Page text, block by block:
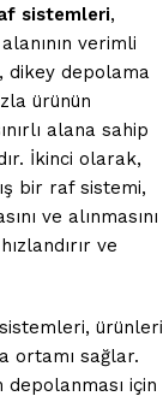
sistemleri,
verimli
dikey depolama
ürünün
alana sahip
İkinci olarak,
bir raf sistemi,
ve alınmasını
ve
ürünleri
ortamı sağlar.
için